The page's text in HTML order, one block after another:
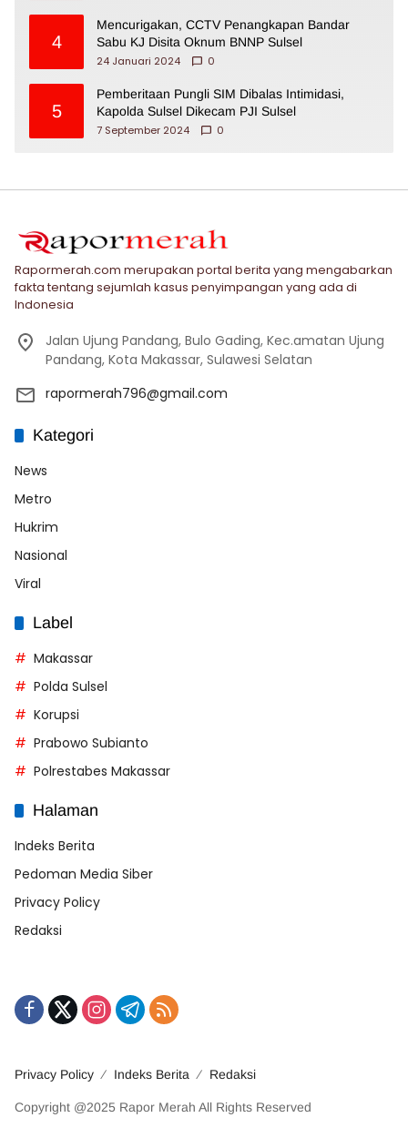
4
Mencurigakan, CCTV Penangkapan Bandar
Sabu KJ Disita Oknum BNNP Sulsel
24 Januari 2024
0
5
Pemberitaan Pungli SIM Dibalas Intimidasi,
Kapolda Sulsel Dikecam PJI Sulsel
7 September 2024
0
Rapormerah.com merupakan portal berita yang mengabarkan
fakta tentang sejumlah kasus penyimpangan yang ada di
Indonesia
Jalan Ujung Pandang, Bulo Gading, Kec.amatan Ujung
Pandang, Kota Makassar, Sulawesi Selatan
rapormerah796@gmail.com
Kategori
News
Metro
Hukrim
Nasional
Viral
Label
Makassar
Polda Sulsel
Korupsi
Prabowo Subianto
Polrestabes Makassar
Halaman
Indeks Berita
Pedoman Media Siber
Privacy Policy
Redaksi
Privacy Policy Indeks Berita Redaksi
Copyright @2025 Rapor Merah All Rights Reserved